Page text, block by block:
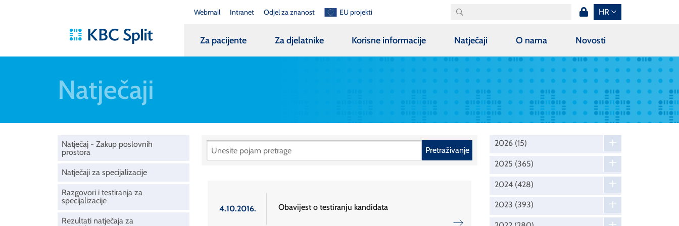
Webmail Intranet Odjel za znanost EU projekti HR
Za pacijente Za djelatnike Korisne informacije Natječaji O nama Novosti
Natječaji
Natječaj - Zakup poslovnih
prostora
Natječaji za specijalizacije
Razgovori i testiranja za
specijalizacije
Rezultati natječaja za
Pretraživanje
4.10.2016. Obavijest o testiranju kandidata
2026 (15)
2025 (365)
2024 (428)
2023 (393)